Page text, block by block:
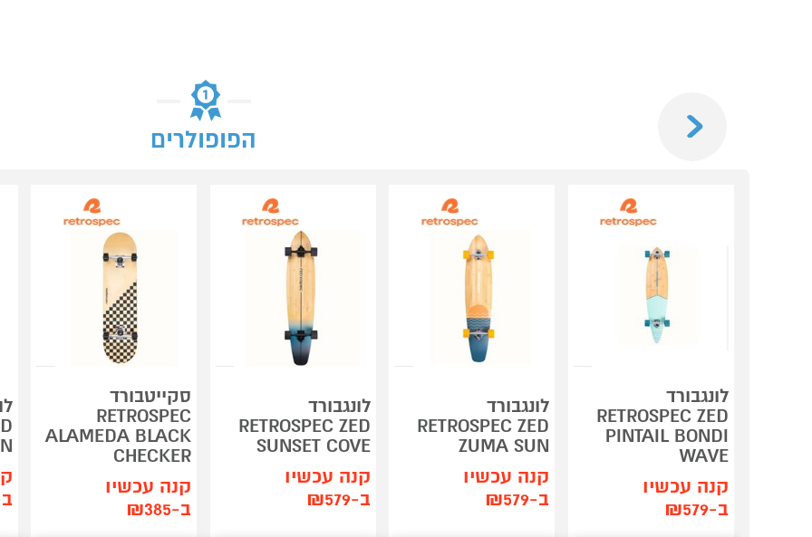
הפופולרים
לונגבורד
RETROSPEC ZED
PINTAIL BONDI
WAVE
קנה עכשיו
ב-₪579
לונגבורד
RETROSPEC ZED
ZUMA SUN
קנה עכשיו
ב-₪579
לונגבורד
RETROSPEC ZED
SUNSET COVE
קנה עכשיו
ב-₪579
סקייטבורד
RETROSPEC
ALAMEDA BLACK
CHECKER
קנה עכשיו
ב-₪385
ב-